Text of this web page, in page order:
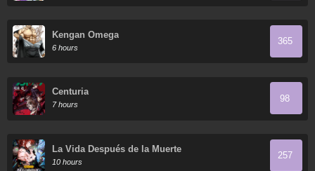
Kengan Omega
6 hours
365
Centuria
7 hours
98
La Vida Después de la Muerte
10 hours
257